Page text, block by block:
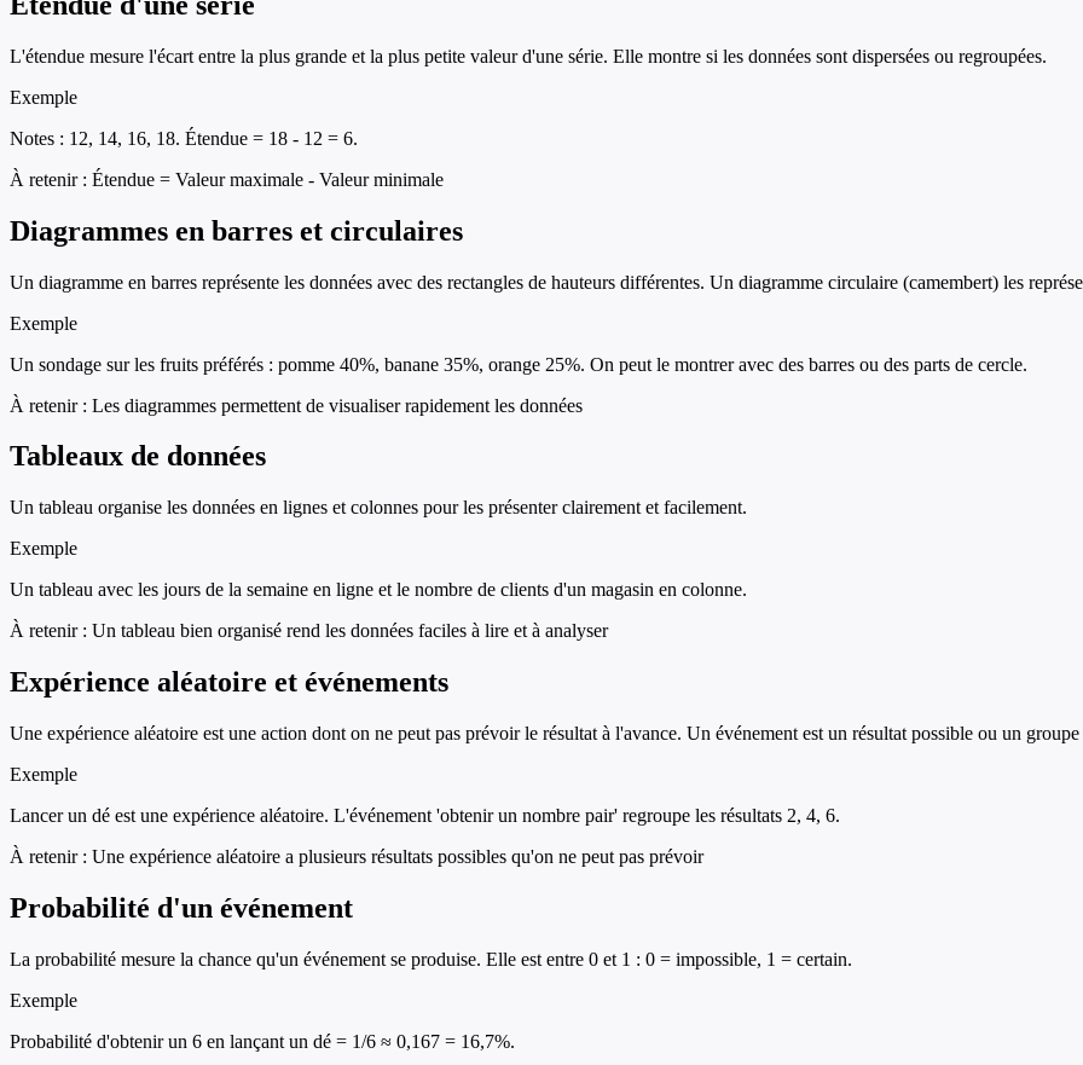
L'étendue mesure l'écart entre la plus grande et la plus petite valeur d'une série. Elle montre si les données sont dispersées ou regroupées.
Exemple
Notes : 12, 14, 16, 18. Étendue = 18 - 12 = 6.
À retenir : Étendue = Valeur maximale - Valeur minimale
Diagrammes en barres et circulaires
Un diagramme en barres représente les données avec des rectangles de hauteurs différentes. Un diagramme circulaire (camembert) les
Exemple
Un sondage sur les fruits préférés : pomme 40%, banane 35%, orange 25%. On peut le montrer avec des barres ou des parts de cercle.
À retenir : Les diagrammes permettent de visualiser rapidement les données
Tableaux de données
Un tableau organise les données en lignes et colonnes pour les présenter clairement et facilement.
Exemple
Un tableau avec les jours de la semaine en ligne et le nombre de clients d'un magasin en colonne.
À retenir : Un tableau bien organisé rend les données faciles à lire et à analyser
Expérience aléatoire et événements
Une expérience aléatoire est une action dont on ne peut pas prévoir le résultat à l'avance. Un événement est un résultat possible ou un groupe
Exemple
Lancer un dé est une expérience aléatoire. L'événement 'obtenir un nombre pair' regroupe les résultats 2, 4, 6.
À retenir : Une expérience aléatoire a plusieurs résultats possibles qu'on ne peut pas prévoir
Probabilité d'un événement
La probabilité mesure la chance qu'un événement se produise. Elle est entre 0 et 1 : 0 = impossible, 1 = certain.
Exemple
Probabilité d'obtenir un 6 en lançant un dé = 1/6 ≈ 0,167 = 16,7%.